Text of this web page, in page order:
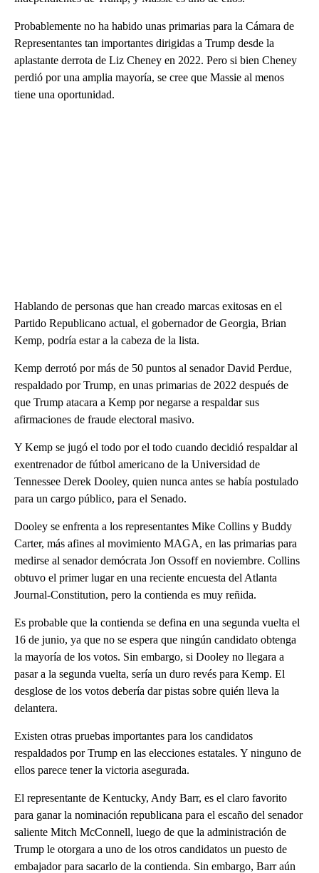
Probablemente no ha habido unas primarias para la Cámara de
Representantes tan importantes dirigidas a Trump desde la
aplastante derrota de Liz Cheney en 2022. Pero si bien Cheney
perdió por una amplia mayoría, se cree que Massie al menos
tiene una oportunidad.
Hablando de personas que han creado marcas exitosas en el
Partido Republicano actual, el gobernador de Georgia, Brian
Kemp, podría estar a la cabeza de la lista.
Kemp derrotó por más de 50 puntos al senador David Perdue,
respaldado por Trump, en unas primarias de 2022 después de
que Trump atacara a Kemp por negarse a respaldar sus
afirmaciones de fraude electoral masivo.
Y Kemp se jugó el todo por el todo cuando decidió respaldar al
exentrenador de fútbol americano de la Universidad de
Tennessee Derek Dooley, quien nunca antes se había postulado
para un cargo público, para el Senado.
Dooley se enfrenta a los representantes Mike Collins y Buddy
Carter, más afines al movimiento MAGA, en las primarias para
medirse al senador demócrata Jon Ossoff en noviembre. Collins
obtuvo el primer lugar en una reciente encuesta del Atlanta
Journal-Constitution, pero la contienda es muy reñida.
Es probable que la contienda se defina en una segunda vuelta el
16 de junio, ya que no se espera que ningún candidato obtenga
la mayoría de los votos. Sin embargo, si Dooley no llegara a
pasar a la segunda vuelta, sería un duro revés para Kemp. El
desglose de los votos debería dar pistas sobre quién lleva la
delantera.
Existen otras pruebas importantes para los candidatos
respaldados por Trump en las elecciones estatales. Y ninguno de
ellos parece tener la victoria asegurada.
El representante de Kentucky, Andy Barr, es el claro favorito
para ganar la nominación republicana para el escaño del senador
saliente Mitch McConnell, luego de que la administración de
Trump le otorgara a uno de los otros candidatos un puesto de
embajador para sacarlo de la contienda. Sin embargo, Barr aún